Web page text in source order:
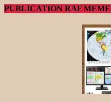
PUBLICATION RAF